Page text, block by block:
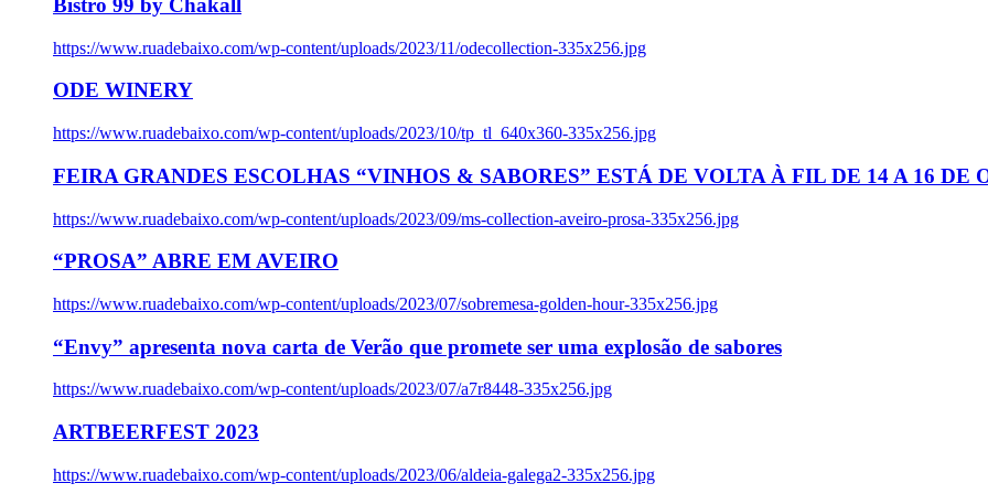
Bistro 99 by Chakall
https://www.ruadebaixo.com/wp-content/uploads/2023/11/odecollection-335x256.jpg
ODE WINERY
https://www.ruadebaixo.com/wp-content/uploads/2023/10/tp_tl_640x360-335x256.jpg
FEIRA GRANDES ESCOLHAS “VINHOS & SABORES” ESTÁ DE VOLTA À FIL DE 14 A 16 DE
https://www.ruadebaixo.com/wp-content/uploads/2023/09/ms-collection-aveiro-prosa-335x256.jpg
“PROSA” ABRE EM AVEIRO
https://www.ruadebaixo.com/wp-content/uploads/2023/07/sobremesa-golden-hour-335x256.jpg
“Envy” apresenta nova carta de Verão que promete ser uma explosão de sabores
https://www.ruadebaixo.com/wp-content/uploads/2023/07/a7r8448-335x256.jpg
ARTBEERFEST 2023
https://www.ruadebaixo.com/wp-content/uploads/2023/06/aldeia-galega2-335x256.jpg